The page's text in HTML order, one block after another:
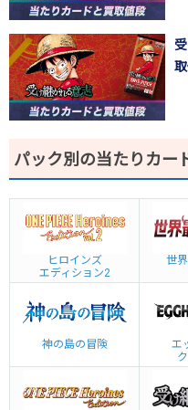
パック別の当たりカー
ヒロインズ
エディション2
世
神の島の冒険
エ